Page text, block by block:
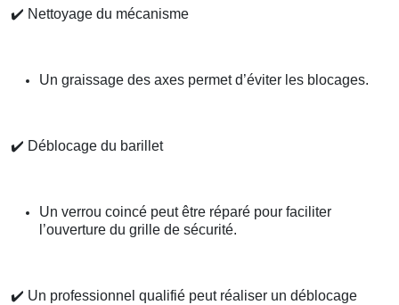
✔️ Nettoyage du mécanisme
Un graissage des axes permet d’éviter les blocages.
✔️ Déblocage du barillet
Un verrou coincé peut être réparé pour faciliter
l’ouverture du grille de sécurité.
✔️ Un professionnel qualifié peut réaliser un déblocage